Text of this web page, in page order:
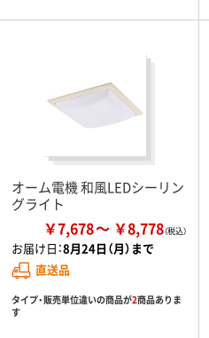
オーム電機 和風LEDシーリン
グライト
￥7,678 ￥8,778
お届け日：8月24日（月）まで
直送品
タイプ・販売単位違いの商品が2商品ありま
す